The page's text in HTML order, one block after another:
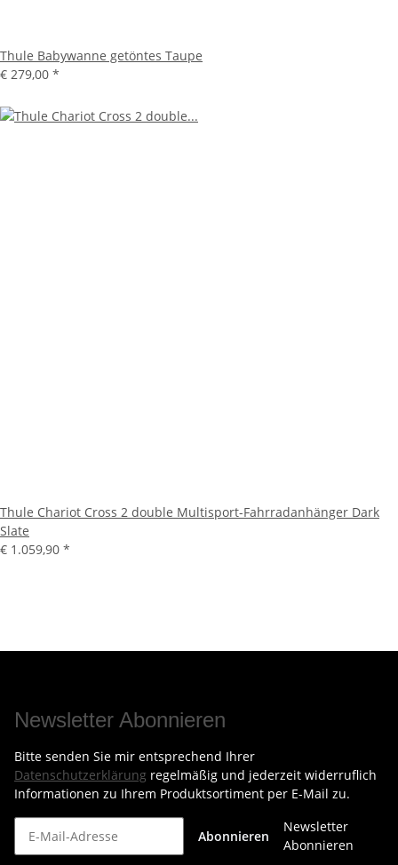
Thule Babywanne getöntes Taupe
€ 279,00 *
Thule Chariot Cross 2 double Multisport-Fahrradanhänger Dark
Slate
€ 1.059,90 *
Newsletter Abonnieren
Bitte senden Sie mir entsprechend Ihrer
Datenschutzerklärung regelmäßig und jederzeit widerruflich
Informationen zu Ihrem Produktsortiment per E-Mail zu.
Abonnieren
Newsletter
Abonnieren